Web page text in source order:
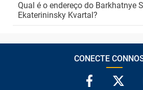
Qual é o endereço do Barkhatnye
Ekaterininsky Kvartal?
CONECTE